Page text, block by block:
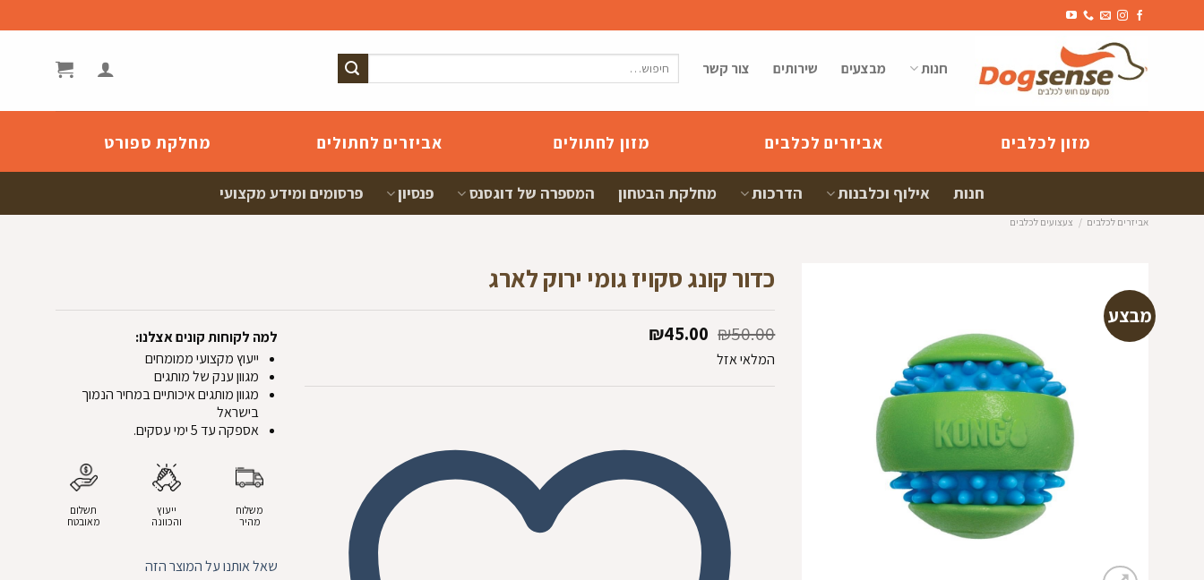
to
חנות מבצעים שירותים צור קשר
מזון לכלבים אביזרים לכלבים מזון לחתולים אביזרים לחתולים מחלקת ספורט
חנות אילוף וכלבנות הדרכות מחלקת הבטחון המספרה של דוגסנס פנסיון פרסומים ומידע מקצועי
אביזרים לכלבים / צעצועים לכלבים
מבצע
כדור קונג סקויז גומי ירוק לארג
₪50.00 המחיר
₪50.00.
₪45.00 המחיר
₪45.00.
המלאי אזל
למה לקוחות קונים אצלנו:
ייעוץ מקצועי ממומחים
מגוון ענק של מותגים
מגוון מותגים איכותיים במחיר הנמוך
בישראל
אספקה עד 5 ימי עסקים.
משלוח
מהיר
ייעוץ
והכוונה
תשלום
מאובטח
שאל אותנו על המוצר הזה